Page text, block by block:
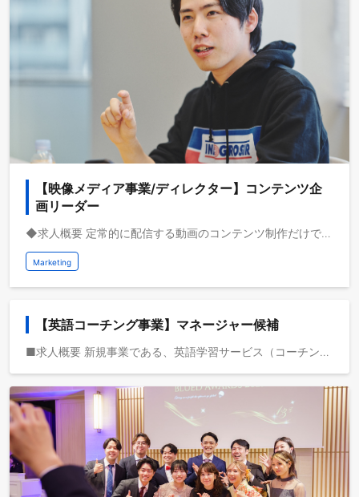
【映像メディア事業/ディレクター】コンテンツ企
画リーダー
◆求人概要 定常的に配信する動画のコンテンツ制作だけでなく、特別なコンテンツや企業プロモーションのコンテンツ制作にいたるまで、弊社で制作されるあらゆるコンテンツに携わっていただきます。 動画メディアを共通基盤として海外事業を急成長させている株式会社ブルードは、取扱高を三桁億から四桁億へスケールするフェーズにいます。自己資本経営、取扱高約三桁億、営業利益一桁億、日本最大級の教育旅行サービスを運営しており、これから世界で教育旅行サービスの垂直統合モデルを実現し、世界で最も人々のライフチェンジをサポートする企業になりたいと考えています。 ◆業務イメージ ・コンテンツの企画立案、制作進行、予算/KPI管理、編集に要する外部とのコミュニケーション、その他コンテンツ企画/制作に付随する業務
Marketing
【英語コーチング事業】マネージャー候補
■求人概要 新規事業である、英語学習サービス（コーチング型）の立ち上げからスケールまでを牽引していただきます。 サービス設計から事業戦略立案、マーケティング、チームマネジメントまで、経営に直結する領域を一気通貫で担っていただくポジションです。 ブルードでは、昨今の英語ニーズの変化を受け、新たに「英語コーチング事業」を立ち上げます。 これは、これまでの留学支援ノウハウ・顧客基盤・海外ネットワークを活かし、 “国内でグローバル人材を育成する仕組み” をつくるチャレンジです。 本ポジションでは、事業責任者候補として、 事業戦略の設計・サービス立ち上げ・組織づくり・事業成長の牽引を担っていただきます。 ■仕事イメージ - 新規事業（英語コーチング）の企画立案・市場リサーチ - サービスモデル・カリキュラム構築（個別/法人向け） - 英語コーチ採用・トレーニング体制の設計 - 営業・マーケティング戦略立案と実行（オンライン/オフライン） - 事業KPI設計、予算管理、収益最大化施策の実行 - 経営陣との新規事業会議・中期事業計画策定